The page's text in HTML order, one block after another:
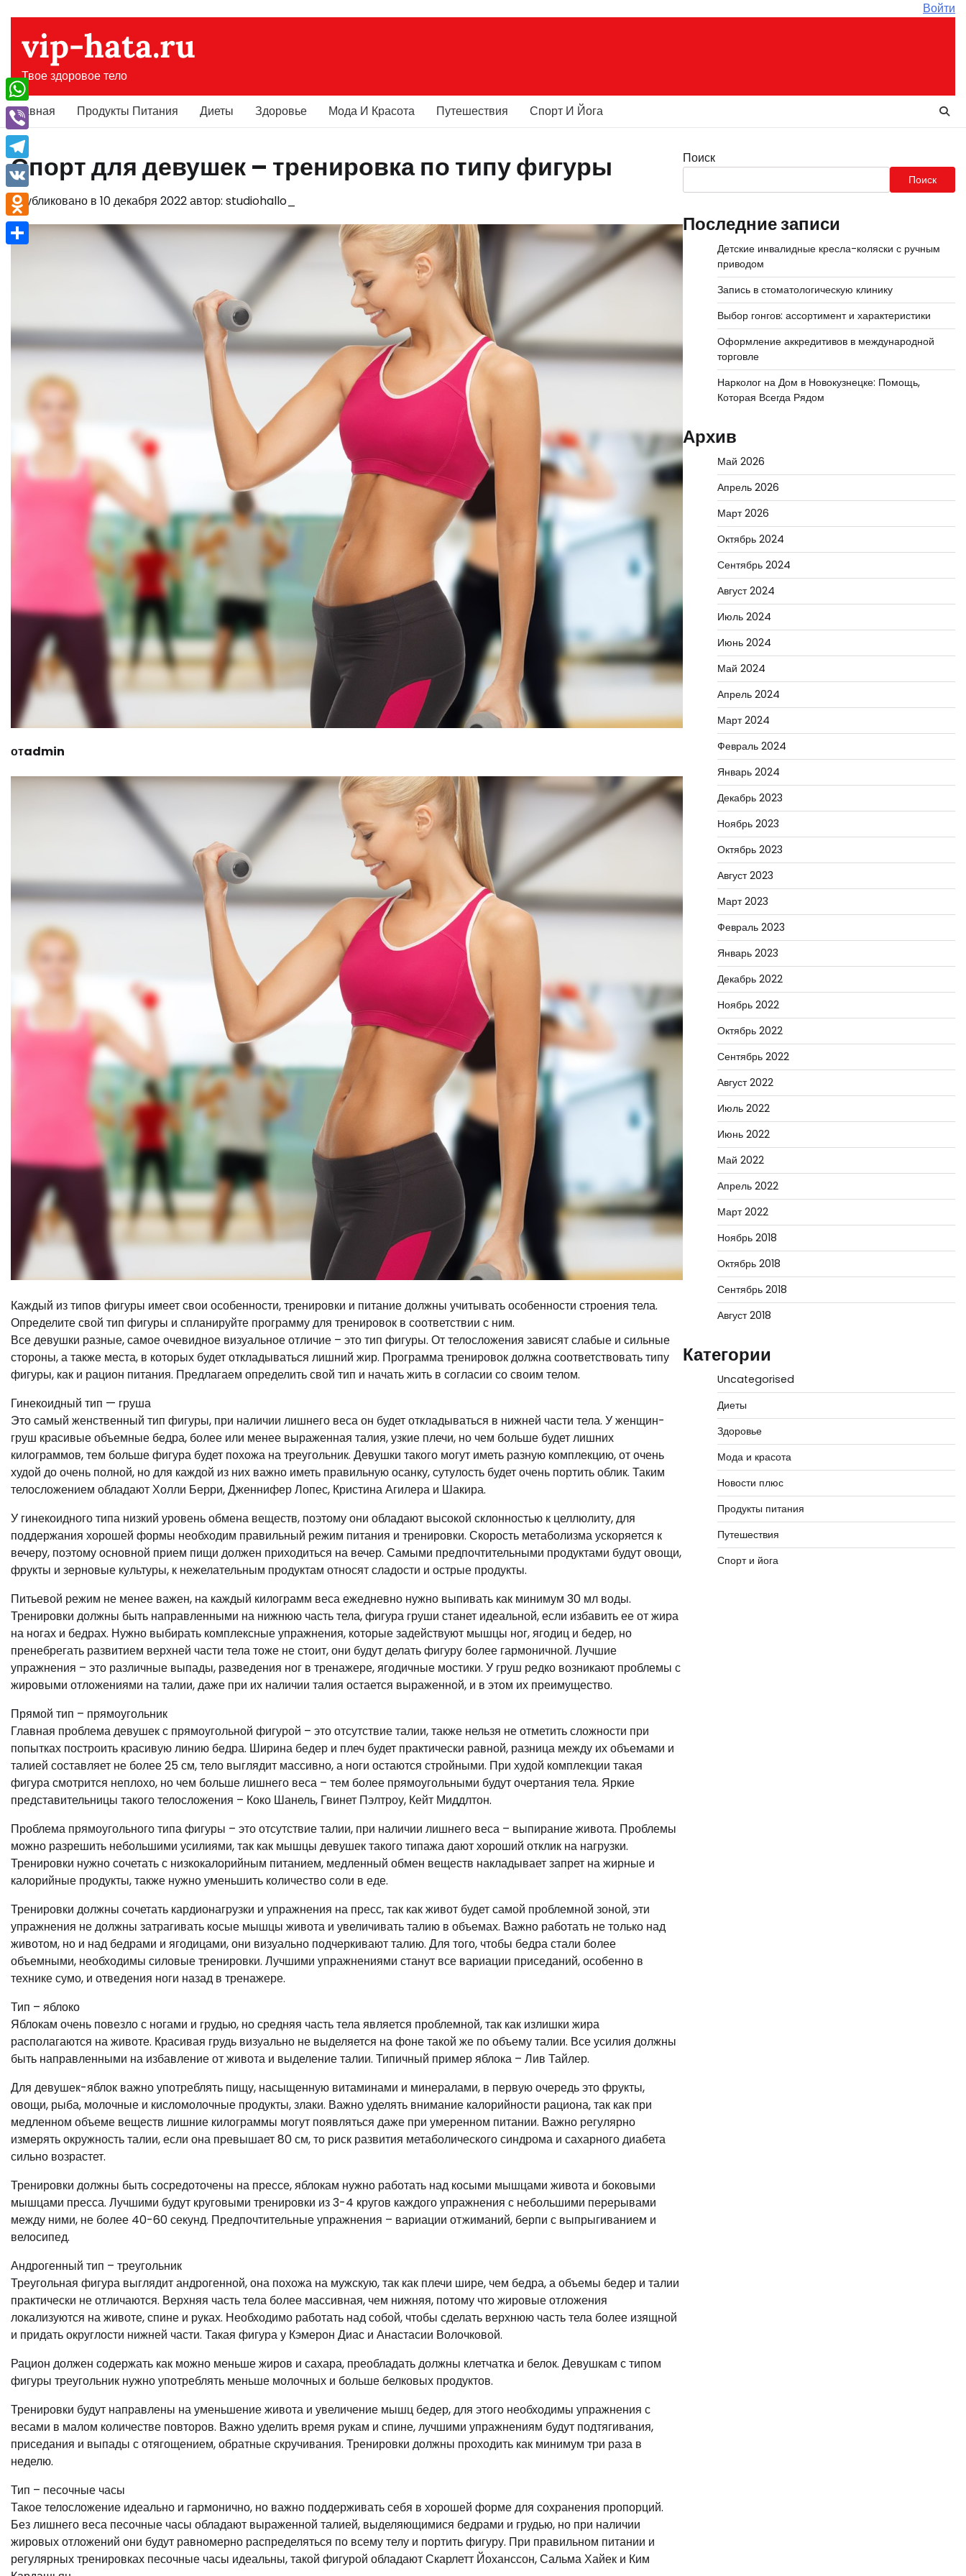
содержимому
Войти
vip-hata.ru
Твое здоровое тело
Главная Продукты Питания Диеты Здоровье Мода И Красота Путешествия Спорт И Йога
Спорт для девушек – тренировка по типу фигуры
Опубликовано в 10 декабря 2022автор: studiohallo_
отadmin
Каждый из типов фигуры имеет свои особенности, тренировки и питание должны учитывать особенности строения тела.
Определите свой тип фигуры и спланируйте программу для тренировок в соответствии с ним.
Все девушки разные, самое очевидное визуальное отличие – это тип фигуры. От телосложения зависят слабые и сильные
стороны, а также места, в которых будет откладываться лишний жир. Программа тренировок должна соответствовать типу
фигуры, как и рацион питания. Предлагаем определить свой тип и начать жить в согласии со своим телом.
Гинекоидный тип — груша
Это самый женственный тип фигуры, при наличии лишнего веса он будет откладываться в нижней части тела. У женщин-
груш красивые объемные бедра, более или менее выраженная талия, узкие плечи, но чем больше будет лишних
килограммов, тем больше фигура будет похожа на треугольник. Девушки такого могут иметь разную комплекцию, от очень
худой до очень полной, но для каждой из них важно иметь правильную осанку, сутулость будет очень портить облик. Таким
телосложением обладают Холли Берри, Дженнифер Лопес, Кристина Агилера и Шакира.
У гинекоидного типа низкий уровень обмена веществ, поэтому они обладают высокой склонностью к целлюлиту, для
поддержания хорошей формы необходим правильный режим питания и тренировки. Скорость метаболизма ускоряется к
вечеру, поэтому основной прием пищи должен приходиться на вечер. Самыми предпочтительными продуктами будут овощи,
фрукты и зерновые культуры, к нежелательным продуктам относят сладости и острые продукты.
Питьевой режим не менее важен, на каждый килограмм веса ежедневно нужно выпивать как минимум 30 мл воды.
Тренировки должны быть направленными на нижнюю часть тела, фигура груши станет идеальной, если избавить ее от жира
на ногах и бедрах. Нужно выбирать комплексные упражнения, которые задействуют мышцы ног, ягодиц и бедер, но
пренебрегать развитием верхней части тела тоже не стоит, они будут делать фигуру более гармоничной. Лучшие
упражнения – это различные выпады, разведения ног в тренажере, ягодичные мостики. У груш редко возникают проблемы с
жировыми отложениями на талии, даже при их наличии талия остается выраженной, и в этом их преимущество.
Прямой тип – прямоугольник
Главная проблема девушек с прямоугольной фигурой – это отсутствие талии, также нельзя не отметить сложности при
попытках построить красивую линию бедра. Ширина бедер и плеч будет практически равной, разница между их объемами и
талией составляет не более 25 см, тело выглядит массивно, а ноги остаются стройными. При худой комплекции такая
фигура смотрится неплохо, но чем больше лишнего веса – тем более прямоугольными будут очертания тела. Яркие
представительницы такого телосложения – Коко Шанель, Гвинет Пэлтроу, Кейт Миддлтон.
Проблема прямоугольного типа фигуры – это отсутствие талии, при наличии лишнего веса – выпирание живота. Проблемы
можно разрешить небольшими усилиями, так как мышцы девушек такого типажа дают хороший отклик на нагрузки.
Тренировки нужно сочетать с низкокалорийным питанием, медленный обмен веществ накладывает запрет на жирные и
калорийные продукты, также нужно уменьшить количество соли в еде.
Тренировки должны сочетать кардионагрузки и упражнения на пресс, так как живот будет самой проблемной зоной, эти
упражнения не должны затрагивать косые мышцы живота и увеличивать талию в объемах. Важно работать не только над
животом, но и над бедрами и ягодицами, они визуально подчеркивают талию. Для того, чтобы бедра стали более
объемными, необходимы силовые тренировки. Лучшими упражнениями станут все вариации приседаний, особенно в
технике сумо, и отведения ноги назад в тренажере.
Тип – яблоко
Яблокам очень повезло с ногами и грудью, но средняя часть тела является проблемной, так как излишки жира
располагаются на животе. Красивая грудь визуально не выделяется на фоне такой же по объему талии. Все усилия должны
быть направленными на избавление от живота и выделение талии. Типичный пример яблока – Лив Тайлер.
Для девушек-яблок важно употреблять пищу, насыщенную витаминами и минералами, в первую очередь это фрукты,
овощи, рыба, молочные и кисломолочные продукты, злаки. Важно уделять внимание калорийности рациона, так как при
медленном объеме веществ лишние килограммы могут появляться даже при умеренном питании. Важно регулярно
измерять окружность талии, если она превышает 80 см, то риск развития метаболического синдрома и сахарного диабета
сильно возрастет.
Тренировки должны быть сосредоточены на прессе, яблокам нужно работать над косыми мышцами живота и боковыми
мышцами пресса. Лучшими будут круговыми тренировки из 3-4 кругов каждого упражнения с небольшими перерывами
между ними, не более 40-60 секунд. Предпочтительные упражнения – вариации отжиманий, берпи с выпрыгиванием и
велосипед.
Андрогенный тип – треугольник
Треугольная фигура выглядит андрогенной, она похожа на мужскую, так как плечи шире, чем бедра, а объемы бедер и талии
практически не отличаются. Верхняя часть тела более массивная, чем нижняя, потому что жировые отложения
локализуются на животе, спине и руках. Необходимо работать над собой, чтобы сделать верхнюю часть тела более изящной
и придать округлости нижней части. Такая фигура у Кэмерон Диас и Анастасии Волочковой.
Рацион должен содержать как можно меньше жиров и сахара, преобладать должны клетчатка и белок. Девушкам с типом
фигуры треугольник нужно употреблять меньше молочных и больше белковых продуктов.
Тренировки будут направлены на уменьшение живота и увеличение мышц бедер, для этого необходимы упражнения с
весами в малом количестве повторов. Важно уделить время рукам и спине, лучшими упражнениям будут подтягивания,
приседания и выпады с отягощением, обратные скручивания. Тренировки должны проходить как минимум три раза в
неделю.
Тип – песочные часы
Такое телосложение идеально и гармонично, но важно поддерживать себя в хорошей форме для сохранения пропорций.
Без лишнего веса песочные часы обладают выраженной талией, выделяющимися бедрами и грудью, но при наличии
жировых отложений они будут равномерно распределяться по всему телу и портить фигуру. При правильном питании и
регулярных тренировках песочные часы идеальны, такой фигурой обладают Скарлетт Йоханссон, Сальма Хайек и Ким
Поиск
Поиск
Последние записи
Детские инвалидные кресла-коляски с ручным
приводом
Запись в стоматологическую клинику
Выбор гонгов: ассортимент и характеристики
Оформление аккредитивов в международной
торговле
Нарколог на Дом в Новокузнецке: Помощь,
Которая Всегда Рядом
Архив
Май 2026
Апрель 2026
Март 2026
Октябрь 2024
Сентябрь 2024
Август 2024
Июль 2024
Июнь 2024
Май 2024
Апрель 2024
Март 2024
Февраль 2024
Январь 2024
Декабрь 2023
Ноябрь 2023
Октябрь 2023
Август 2023
Март 2023
Февраль 2023
Январь 2023
Декабрь 2022
Ноябрь 2022
Октябрь 2022
Сентябрь 2022
Август 2022
Июль 2022
Июнь 2022
Май 2022
Апрель 2022
Март 2022
Ноябрь 2018
Октябрь 2018
Сентябрь 2018
Август 2018
Категории
Uncategorised
Диеты
Здоровье
Мода и красота
Новости плюс
Продукты питания
Путешествия
Спорт и йога
WhatsApp
Viber
Telegram
VK
Odnoklassniki